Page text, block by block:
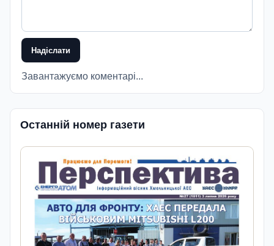
Надіслати
Завантажуємо коментарі...
Останній номер газети